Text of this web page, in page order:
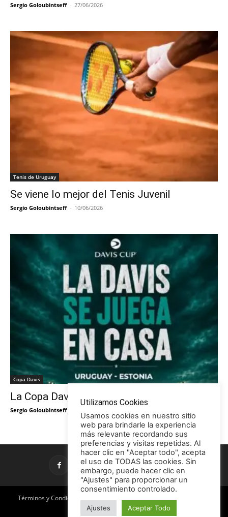
Sergio Goloubintseff - 27/06/2026
Tenis de Uruguay
Se viene lo mejor del Tenis Juvenil
Sergio Goloubintseff - 10/06/2026
Copa Davis
La Copa Davis vuelve al Círculo
Sergio Goloubintseff
Términos y Condiciones Política de Privacidad
Promociones
Publicidad en TCE
Licencia CC
Utilizamos Cookies
Usamos cookies en nuestro sitio
web para brindarle la experiencia
más relevante recordando sus
preferencias y visitas repetidas. Al
hacer clic en "Aceptar todo", acepta
el uso de TODAS las cookies. Sin
embargo, puede hacer clic en
"Ajustes" para proporcionar un
consentimiento controlado.
Ajustes Aceptar Todo